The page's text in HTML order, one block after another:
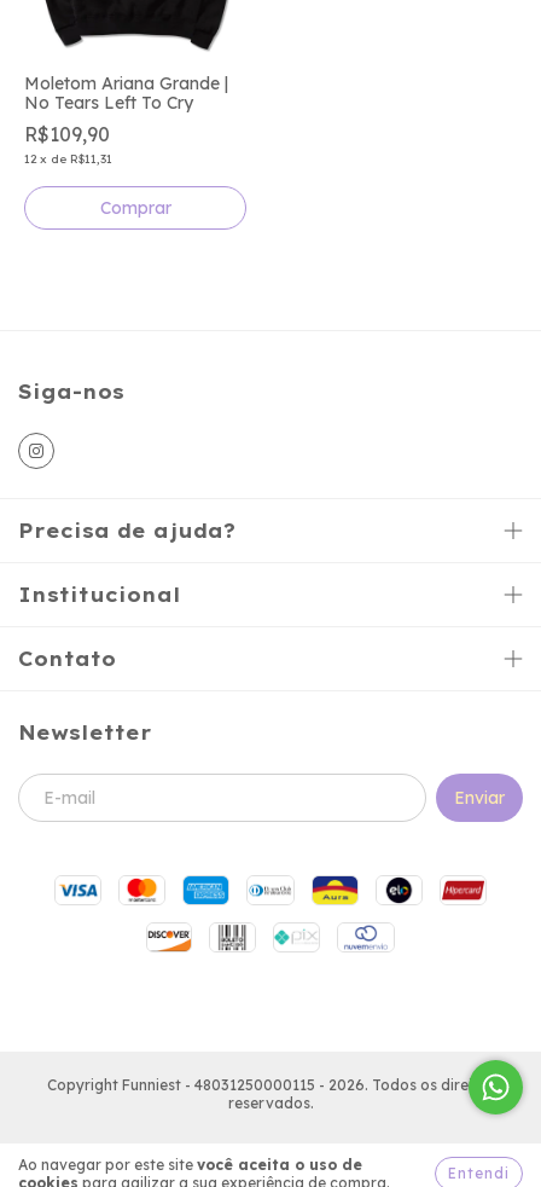
Ao navegar por este site você aceita o uso de
cookies para agilizar a sua experiência de compra.
Entendi
Moletom Ariana Grande |
No Tears Left To Cry
R$109,90
12 x de R$11,31
Comprar
Siga-nos
Precisa de ajuda?
Institucional
Contato
Newsletter
Copyright Funniest - 48031250000115 - 2026. Todos os direitos
reservados.